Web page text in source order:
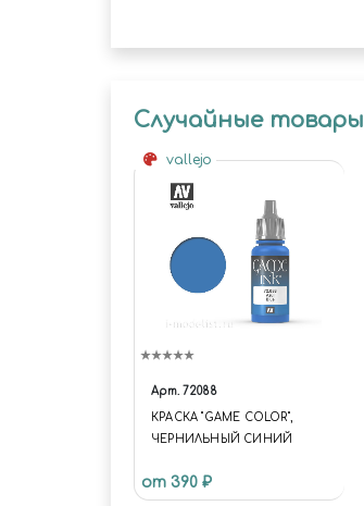
Случайные товары
vallejo
Арт. 72088
КРАСКА "GAME COLOR",
ЧЕРНИЛЬНЫЙ СИНИЙ
от 390 ₽